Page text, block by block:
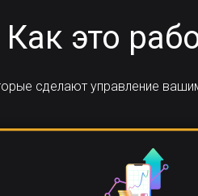
Как это
сделают управление